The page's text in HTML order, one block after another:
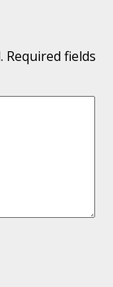
Required fields